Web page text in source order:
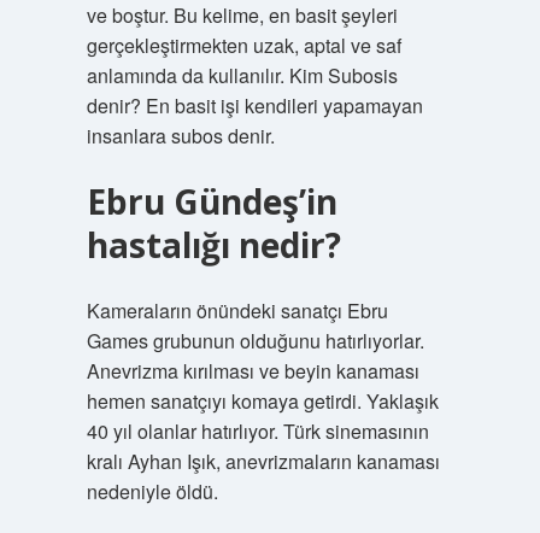
ve boştur. Bu kelime, en basit şeyleri
gerçekleştirmekten uzak, aptal ve saf
anlamında da kullanılır. Kim Subosis
denir? En basit işi kendileri yapamayan
insanlara subos denir.
Ebru Gündeş’in
hastalığı nedir?
Kameraların önündeki sanatçı Ebru
Games grubunun olduğunu hatırlıyorlar.
Anevrizma kırılması ve beyin kanaması
hemen sanatçıyı komaya getirdi. Yaklaşık
40 yıl olanlar hatırlıyor. Türk sinemasının
kralı Ayhan Işık, anevrizmaların kanaması
nedeniyle öldü.